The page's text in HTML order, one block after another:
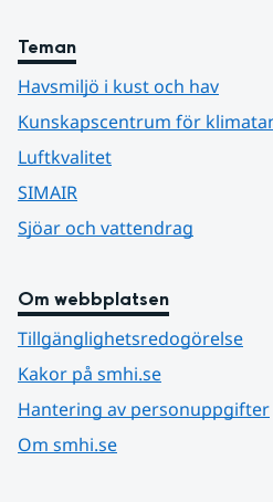
Teman
Havsmiljö i kust och hav
Kunskapscentrum för
Luftkvalitet
SIMAIR
Sjöar och vattendrag
Om webbplatsen
Tillgänglighetsredogörelse
Kakor på smhi.se
Hantering av personuppgifter
Om smhi.se